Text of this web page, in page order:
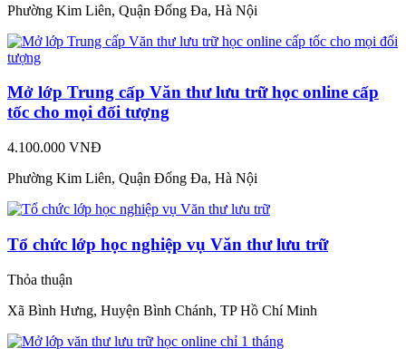
Phường Kim Liên, Quận Đống Đa, Hà Nội
Mở lớp Trung cấp Văn thư lưu trữ học online cấp
tốc cho mọi đối tượng
4.100.000 VNĐ
Phường Kim Liên, Quận Đống Đa, Hà Nội
Tổ chức lớp học nghiệp vụ Văn thư lưu trữ
Thỏa thuận
Xã Bình Hưng, Huyện Bình Chánh, TP Hồ Chí Minh